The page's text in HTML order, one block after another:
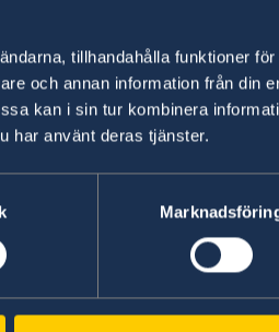
tillhandahålla funktioner för
och annan information från din
kan i sin tur kombinera
har använt deras tjänster.
gäller för alla länder. I
ansvarig ambassad för mer